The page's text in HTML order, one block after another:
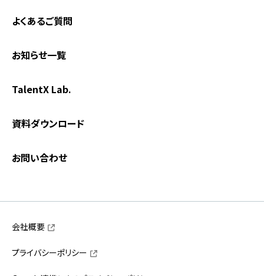
よくあるご質問
お知らせ一覧
TalentX Lab.
資料ダウンロード
お問い合わせ
会社概要
プライバシーポリシー